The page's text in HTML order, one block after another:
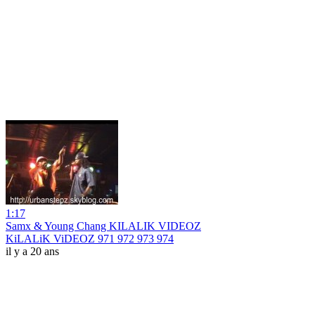
1:17
Samx & Young Chang KILALIK VIDEOZ
KiLALiK ViDEOZ 971 972 973 974
il y a 20 ans